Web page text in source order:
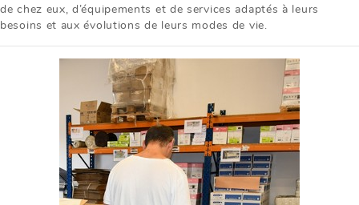
de chez eux, d’équipements et de services adaptés à leurs
besoins et aux évolutions de leurs modes de vie.